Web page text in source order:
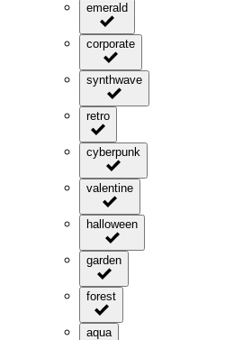
emerald
corporate
synthwave
retro
cyberpunk
valentine
halloween
garden
forest
aqua